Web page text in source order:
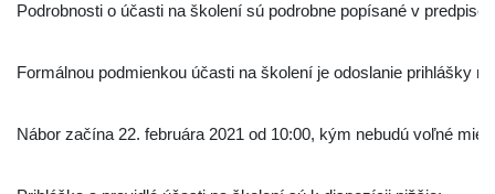
Podrobnosti o účasti na školení sú podrobne popísané v
Formálnou podmienkou účasti na školení je odoslanie prihlášky
Nábor začína 22. februára 2021 od 10:00, kým nebudú voľné